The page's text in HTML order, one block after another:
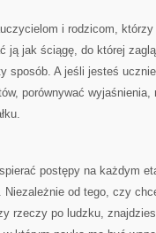
i rodzicom,
ją jak ściągę, do której
sposób. A jeśli jesteś
porównywać wyjaśnienia,
postępy na każdym
Niezależnie od tego, czy
rzeczy po ludzku,